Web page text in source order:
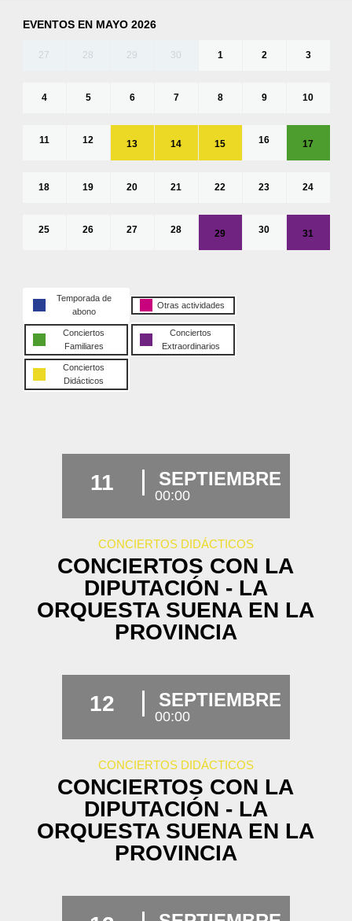
EVENTOS EN MAYO 2026
27 28 29 30 1 2 3
4 5 6 7 8 9 10
11 12 13 14 15 16 17
18 19 20 21 22 23 24
25 26 27 28 29 30 31
Temporada de
abono
Otras actividades
Conciertos
Familiares
Conciertos
Extraordinarios
Conciertos
Didácticos
11 SEPTIEMBRE
00:00
CONCIERTOS DIDÁCTICOS
CONCIERTOS CON LA
DIPUTACIÓN - LA
ORQUESTA SUENA EN LA
PROVINCIA
12 SEPTIEMBRE
00:00
CONCIERTOS DIDÁCTICOS
CONCIERTOS CON LA
DIPUTACIÓN - LA
ORQUESTA SUENA EN LA
PROVINCIA